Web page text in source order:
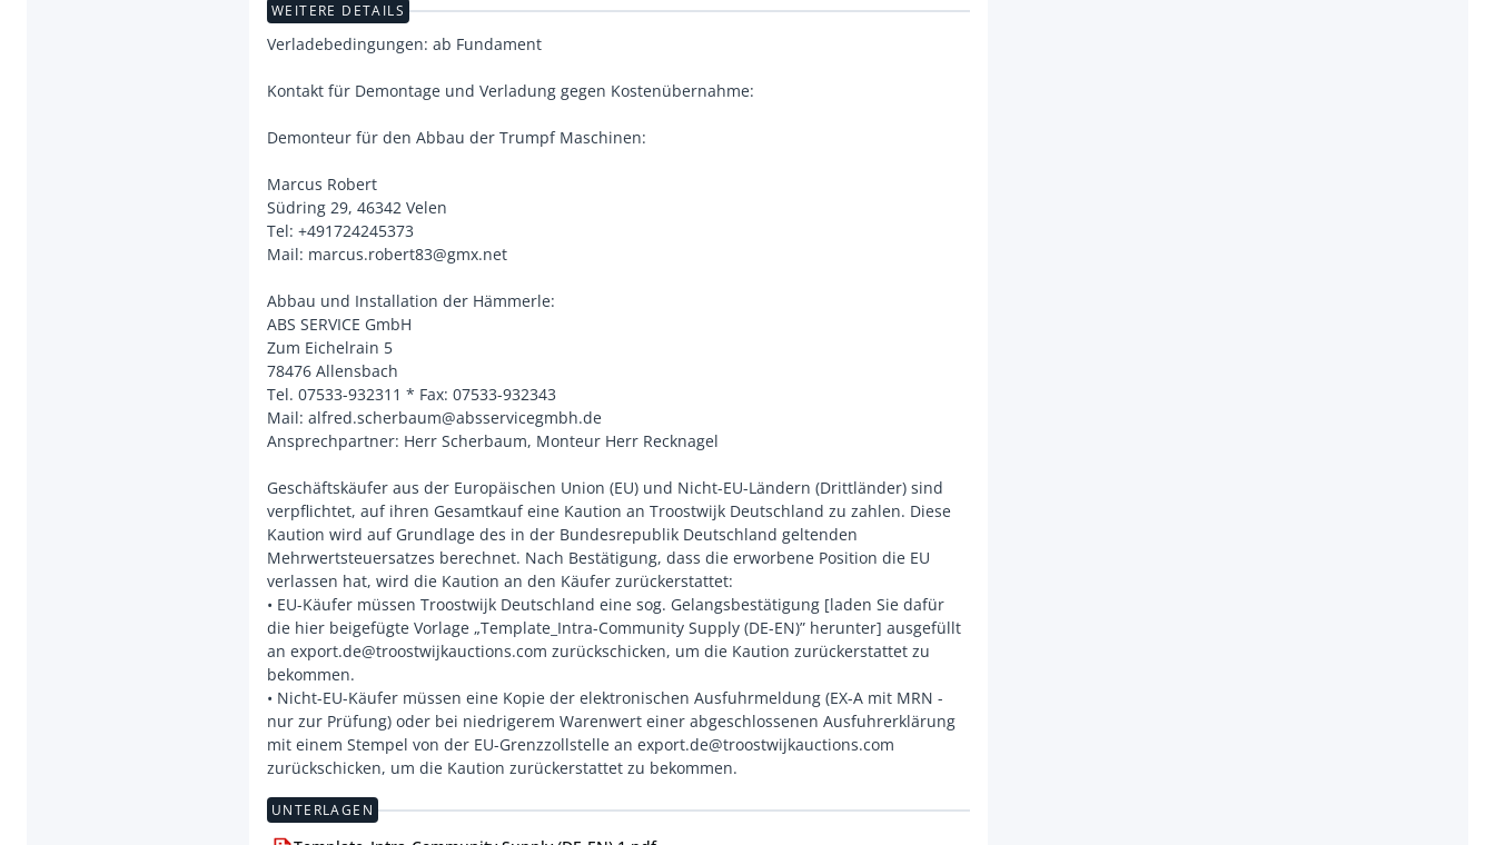
WEITERE DETAILS
Verladebedingungen: ab Fundament
Kontakt für Demontage und Verladung gegen Kostenübernahme:
Demonteur für den Abbau der Trumpf Maschinen:
Marcus Robert
Südring 29, 46342 Velen
Tel: +491724245373
Mail: marcus.robert83@gmx.net
Abbau und Installation der Hämmerle:
ABS SERVICE GmbH
Zum Eichelrain 5
78476 Allensbach
Tel. 07533-932311 * Fax: 07533-932343
Mail: alfred.scherbaum@absservicegmbh.de
Ansprechpartner: Herr Scherbaum, Monteur Herr Recknagel
Geschäftskäufer aus der Europäischen Union (EU) und Nicht-EU-Ländern (Drittländer) sind
verpflichtet, auf ihren Gesamtkauf eine Kaution an Troostwijk Deutschland zu zahlen. Diese
Kaution wird auf Grundlage des in der Bundesrepublik Deutschland geltenden
Mehrwertsteuersatzes berechnet. Nach Bestätigung, dass die erworbene Position die EU
verlassen hat, wird die Kaution an den Käufer zurückerstattet:
• EU-Käufer müssen Troostwijk Deutschland eine sog. Gelangsbestätigung [laden Sie dafür
die hier beigefügte Vorlage „Template_Intra-Community Supply (DE-EN)” herunter] ausgefüllt
an export.de@troostwijkauctions.com zurückschicken, um die Kaution zurückerstattet zu
bekommen.
• Nicht-EU-Käufer müssen eine Kopie der elektronischen Ausfuhrmeldung (EX-A mit MRN -
nur zur Prüfung) oder bei niedrigerem Warenwert einer abgeschlossenen Ausfuhrerklärung
mit einem Stempel von der EU-Grenzzollstelle an export.de@troostwijkauctions.com
UNTERLAGEN